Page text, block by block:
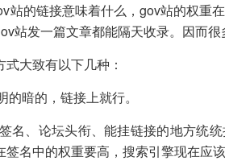
站的链接意味着什么，gov站的权重
站发一篇文章都能隔天收录。因而很
大致有以下几种：
暗的，链接上就行。
名、论坛头衔、能挂链接的地方统
名中的权重要高，搜索引擎现在应